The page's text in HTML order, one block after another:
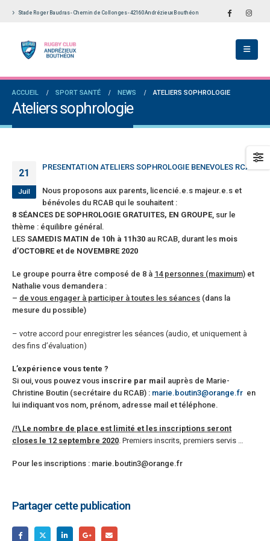
Stade Roger Baudras - Chemin de Collonges - 42160 Andrézieux Bouthéon
ACCUEIL SPORT SANTÉ NEWS ATELIERS SOPHROLOGIE
Ateliers sophrologie
21
Juil
PRESENTATION ATELIERS SOPHROLOGIE BENEVOLES RCAB
Nous proposons aux parents, licencié.e.s majeur.e.s et
bénévoles du RCAB qui le souhaitent :
8 SÉANCES DE SOPHROLOGIE GRATUITES, EN GROUPE , sur le
thème : équilibre général.
LES SAMEDIS MATIN de 10h à 11h30 au RCAB, durant les mois
d’OCTOBRE et de NOVEMBRE 2020
Le groupe pourra être composé de 8 à 14 personnes (maximum) et
Nathalie vous demandera :
– de vous engager à participer à toutes les séances (dans la
mesure du possible)
– votre accord pour enregistrer les séances (audio, et uniquement à
des fins d’évaluation)
L’expérience vous tente ?
Si oui, vous pouvez vous inscrire par mail auprès de Marie-
Christine Boutin (secrétaire du RCAB) : marie.boutin3@orange.fr en
lui indiquant vos nom, prénom, adresse mail et téléphone.
/!\ Le nombre de place est limité et les inscriptions seront
closes le 12 septembre 2020 . Premiers inscrits, premiers servis …
Pour les inscriptions : marie.boutin3@orange.fr
Partager cette publication
en Fédérale 2 et Fédérale B: de
connaissances et un nouveau venu
2026
Ligue Aura: les +35 des « 5glés » vice-
Bilan des seniors garçons par Philippe
dans Le Progrès
25 avril 2026